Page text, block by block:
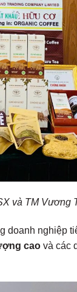
và TM Vương
doanh nghiệp
cao và các